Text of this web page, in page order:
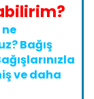
ne
Bağış
ve daha